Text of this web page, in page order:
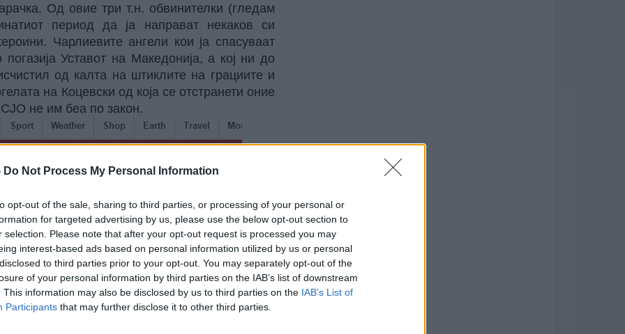
Do Not Process My Personal Information
opt-out of the sale, sharing to third parties, or processing of your personal or
for targeted advertising by us, please use the below opt-out section to
selection. Please note that after your opt-out request is processed you may
interest-based ads based on personal information utilized by us or personal
to third parties prior to your opt-out. You may separately opt-out of the
of your personal information by third parties on the IAB’s list of downstream
This information may also be disclosed by us to third parties on the IAB’s List of
Participants that may further disclose it to other third parties.
Од овие три т.н. обвинителки (гледам
период да ја направат некаков си
Чарлиевите ангели кои ја спасуваат
Уставот на Македонија, а кој ни до
од калта на штиклите на грациите и
на Коцевски од која се отстранети оние
не им беа по закон.